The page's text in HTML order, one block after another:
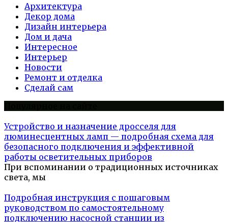
Архитектура
Декор дома
Дизайн интерьера
Дом и дача
Интересное
Интерьер
Новости
Ремонт и отделка
Сделай сам
Устройство и назначение дросселя для
люминесцентных ламп — подробная схема для
безопасного подключения и эффективной
работы осветительных приборов
При вспоминании о традиционных источниках
света, мы
Подробная инструкция с пошаговым
руководством по самостоятельному
подключению насосной станции из